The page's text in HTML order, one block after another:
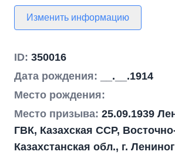
Изменить информацию
ID: 350016
Дата рождения:
__.__.1914
Место рождения:
Место призыва: 25.09.1939
ГВК, Казахская ССР,
Казахстанская обл., г.